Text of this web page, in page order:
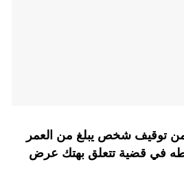
من توقيف شخص يبلغ من العمر
تورطه في قضية تتعلق بهتك عرض